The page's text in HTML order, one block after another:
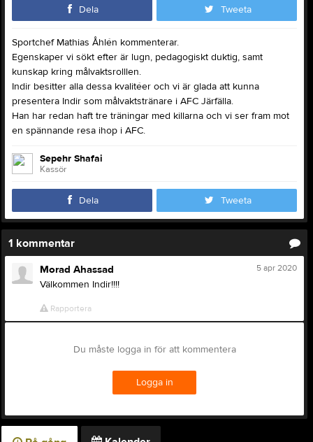
Dela Tweeta
Sportchef Mathias Åhlén kommenterar.
Egenskaper vi sökt efter är lugn, pedagogiskt duktig, samt
kunskap kring målvaktsrolllen.
Indir besitter alla dessa kvalitéer och vi är glada att kunna
presentera Indir som målvaktstränare i AFC Järfälla.
Han har redan haft tre träningar med killarna och vi ser fram mot
en spännande resa ihop i AFC.
Sepehr Shafai
Kassör
Dela Tweeta
1 kommentar
5 apr 2020
Morad Ahassad
Välkommen Indir!!!!
Rapportera
Du måste logga in för att kommentera
Logga in